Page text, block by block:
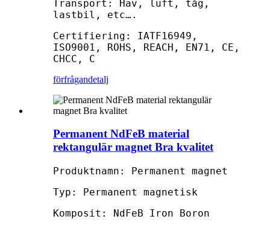
Transport: Hav, luft, tåg,
lastbil, etc….
Certifiering: IATF16949,
ISO9001, ROHS, REACH, EN71, CE,
CHCC, C
förfrågandetalj
Permanent NdFeB material
rektangulär magnet Bra kvalitet
Produktnamn: Permanent magnet
Typ: Permanent magnetisk
Komposit: NdFeB Iron Boron